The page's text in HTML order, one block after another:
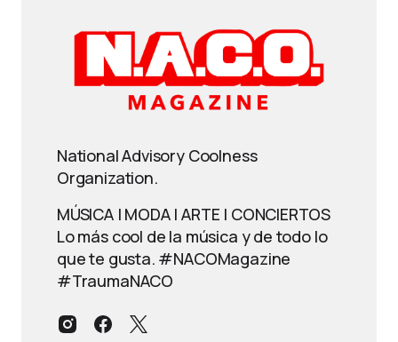
National Advisory Coolness
Organization.
MÚSICA | MODA | ARTE | CONCIERTOS
Lo más cool de la música y de todo lo
que te gusta. #NACOMagazine
#TraumaNACO